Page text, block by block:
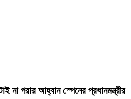
না পরার আহ্বান স্পেনের প্রধানমন্ত্রীর